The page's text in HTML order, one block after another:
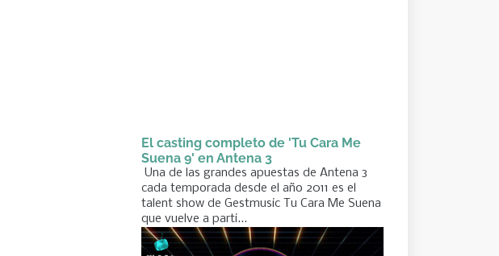
El casting completo de 'Tu Cara Me
Suena 9' en Antena 3
Una de las grandes apuestas de Antena 3
cada temporada desde el año 2011 es el
talent show de Gestmusic Tu Cara Me Suena
que vuelve a parti...